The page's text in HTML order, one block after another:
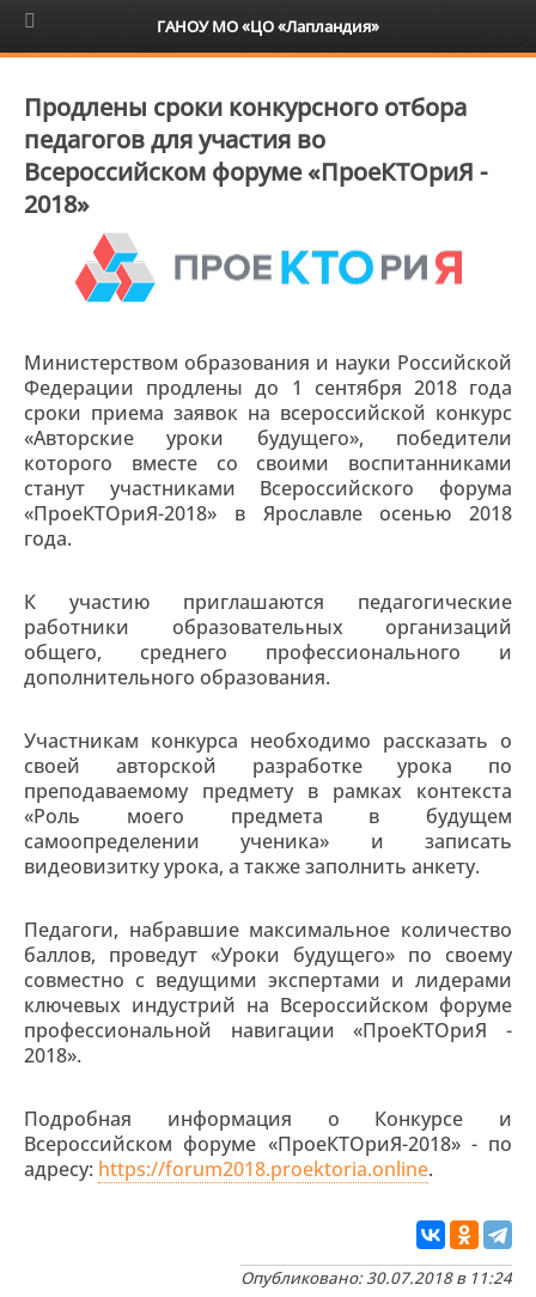
6+
Продлены сроки конкурсного отбора
педагогов для участия во
Всероссийском форуме «ПроеКТОриЯ -
2018»
Министерством образования и науки Российской
Федерации продлены до 1 сентября 2018 года
сроки приема заявок на всероссийской конкурс
«Авторские уроки будущего», победители
которого вместе со своими воспитанниками
станут участниками Всероссийского форума
«ПроеКТОриЯ-2018» в Ярославле осенью 2018
года.
К участию приглашаются педагогические
работники образовательных организаций
общего, среднего профессионального и
дополнительного образования.
Участникам конкурса необходимо рассказать о
своей авторской разработке урока по
преподаваемому предмету в рамках контекста
«Роль моего предмета в будущем
самоопределении ученика» и записать
видеовизитку урока, а также заполнить анкету.
Педагоги, набравшие максимальное количество
баллов, проведут «Уроки будущего» по своему
совместно с ведущими экспертами и лидерами
ключевых индустрий на Всероссийском форуме
профессиональной навигации «ПроеКТОриЯ -
2018».
Подробная информация о Конкурсе и
Всероссийском форуме «ПроеКТОриЯ-2018» - по
адресу: https://forum2018.proektoria.online.
Опубликовано: 30.07.2018 в 11:24
ГАНОУ МО «ЦО «Лапландия»